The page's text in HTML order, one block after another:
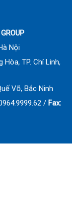
Nội
Hòa, TP. Chí Linh,
Võ, Bắc Ninh
/ Fax: